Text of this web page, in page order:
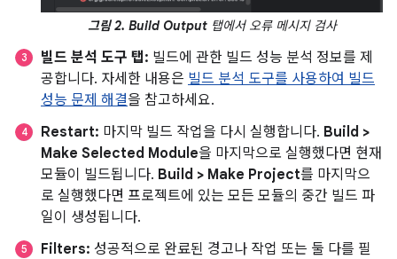
그림 2. Build Output탭에서 오류 메시지 검사
빌드 분석 도구 탭: 빌드에 관한 빌드 성능 분석 정보를 제
공합니다. 자세한 내용은 빌드 분석 도구를 사용하여 빌드
성능 문제 해결을 참고하세요.
Restart: 마지막 빌드 작업을 다시 실행합니다. Build >
Make Selected Module을 마지막으로 실행했다면 현재
모듈이 빌드됩니다. Build > Make Project를 마지막으
로 실행했다면 프로젝트에 있는 모든 모듈의 중간 빌드 파
일이 생성됩니다.
Filters: 성공적으로 완료된 경고나 작업 또는 둘 다를 필